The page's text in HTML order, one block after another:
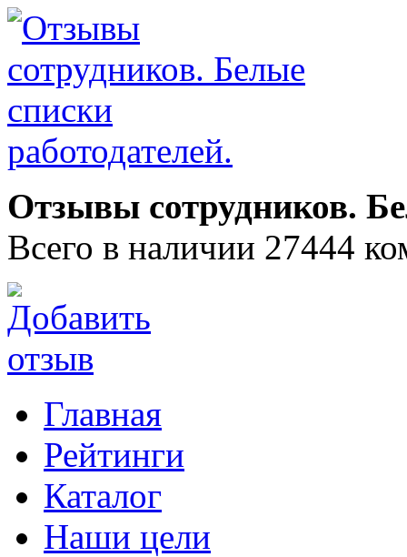
Отзывы сотрудников.
Всего в наличии 27444
Главная
Рейтинги
Каталог
Наши цели